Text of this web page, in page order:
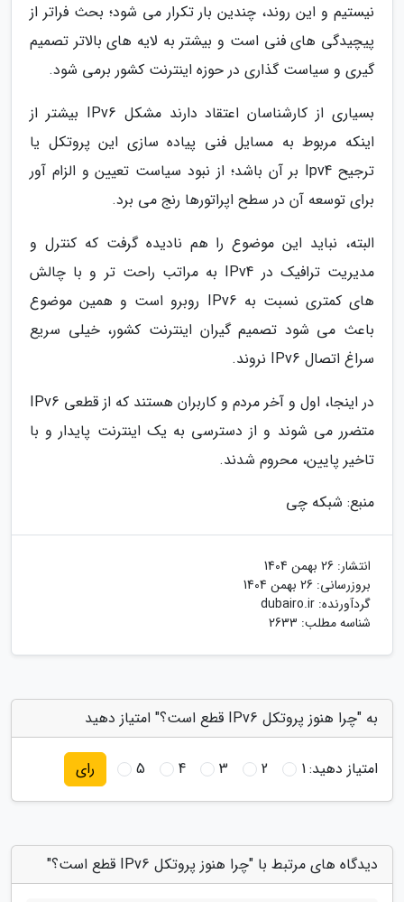
نیستیم و این روند، چندین بار تکرار می شود؛ بحث فراتر از
پیچیدگی های فنی است و بیشتر به لایه های بالاتر تصمیم
گیری و سیاست گذاری در حوزه اینترنت کشور برمی شود.
بسیاری از کارشناسان اعتقاد دارند مشکل IPv6 بیشتر از
اینکه مربوط به مسایل فنی پیاده سازی این پروتکل یا
ترجیح Ipv4 بر آن باشد؛ از نبود سیاست تعیین و الزام آور
برای توسعه آن در سطح اپراتورها رنج می برد.
البته، نباید این موضوع را هم نادیده گرفت که کنترل و
مدیریت ترافیک در IPv4 به مراتب راحت تر و با چالش
های کمتری نسبت به IPv6 روبرو است و همین موضوع
باعث می شود تصمیم گیران اینترنت کشور، خیلی سریع
سراغ اتصال IPv6 نروند.
در اینجا، اول و آخر مردم و کاربران هستند که از قطعی IPv6
متضرر می شوند و از دسترسی به یک اینترنت پایدار و با
تاخیر پایین، محروم شدند.
منبع: شبکه چی
انتشار: 26 بهمن 1404
بروزرسانی: 26 بهمن 1404
گردآورنده: dubairo.ir
شناسه مطلب: 2633
به "چرا هنوز پروتکل IPv6 قطع است؟" امتیاز دهید
امتیاز دهید:1
2
3
4
5 رای
دیدگاه های مرتبط با "چرا هنوز پروتکل IPv6 قطع است؟"